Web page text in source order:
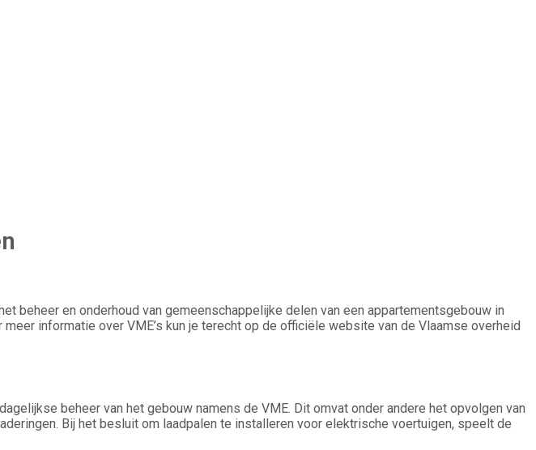
beheer en onderhoud van gemeenschappelijke delen van een appartementsgebouw in
informatie over VME’s kun je terecht op de officiële website van de Vlaamse overheid
beheer van het gebouw namens de VME. Dit omvat onder andere het opvolgen van
Bij het besluit om laadpalen te installeren voor elektrische voertuigen, speelt de